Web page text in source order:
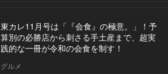
東カレ11月号は「『会食』の極意。」！予
算別の必勝店から刺さる手土産まで、超実
践的な一冊が令和の会食を制す！
グルメ